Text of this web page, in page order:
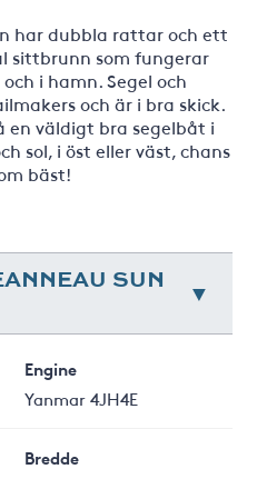
har dubbla rattar och ett
sittbrunn som fungerar
i hamn. Segel och
och är i bra skick.
väldigt bra segelbåt i
sol, i öst eller väst, chans
bäst!
SUN
Engine
Yanmar 4JH4E
Bredde